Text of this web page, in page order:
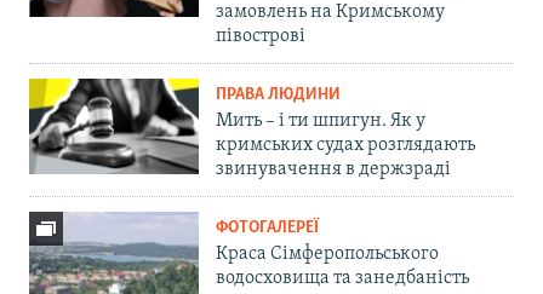
замовлень на Кримському
півострові
ПРАВА ЛЮДИНИ
Мить – і ти шпигун. Як у
кримських судах розглядають
звинувачення в держзраді
ФОТОГАЛЕРЕЇ
Краса Сімферопольського
водосховища та занедбаність